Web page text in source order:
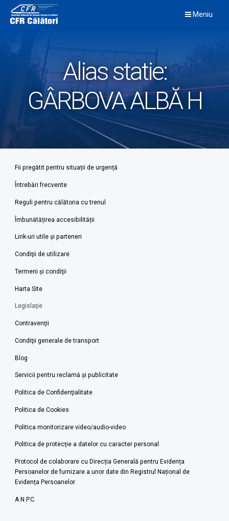
content
Meniu
Alias statie:
GÂRBOVA ALBĂ H
Fii pregătit pentru situații de urgență
Întrebări frecvente
Reguli pentru călătoria cu trenul
Îmbunătățirea accesibilității
Link-uri utile şi parteneri
Condiţii de utilizare
Termeni şi condiţii
Harta Site
Legislaţie
Contravenţii
Condiţii generale de transport
Blog
Servicii pentru reclamă și publicitate
Politica de Confidenţialitate
Politica de Cookies
Politica monitorizare video/audio-video
Politica de protecție a datelor cu caracter personal
Protocol de colaborare cu Direcția Generală pentru Evidența
Persoanelor de furnizare a unor date din Registrul Național de
Evidența Persoanelor
A.N.P.C.